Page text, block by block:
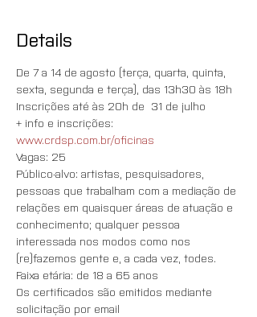
Details
De 7 a 14 de agosto (terça, quarta, quinta,
sexta, segunda e terça), das 13h30 às 18h
Inscrições até às 20h de  31 de julho
+ info e inscrições:
www.crdsp.com.br/oficinas
Vagas: 25
Público-alvo: artistas, pesquisadores,
pessoas que trabalham com a mediação de
relações em quaisquer áreas de atuação e
conhecimento; qualquer pessoa
interessada nos modos como nos
(re)fazemos gente e, a cada vez, todes.
Faixa etária: de 18 a 65 anos
Os certificados são emitidos mediante
solicitação por email